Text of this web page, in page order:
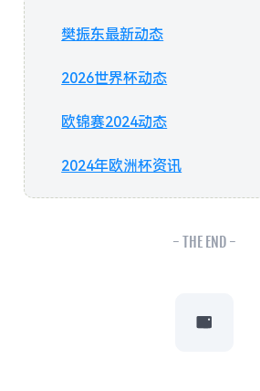
樊振东最新动态
2026世界杯动态
欧锦赛2024动态
2024年欧洲杯资讯
- THE END -